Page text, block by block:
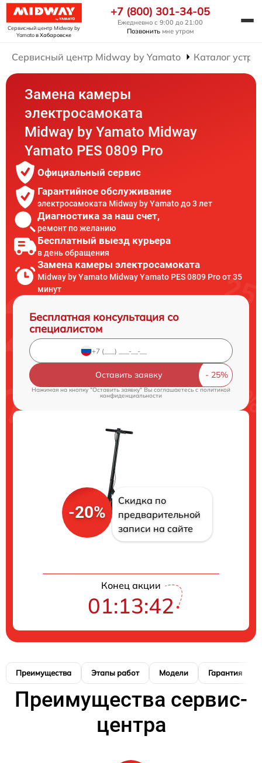
Сервисный центр Midway by
Yamatoв Хабаровске
+7 (800) 301-34-05
Ежедневно с 9:00 до 21:00
Позвонить мне утром
Сервисный центр Midway by Yamato Каталог
Замена камеры
электросамоката
Midway by Yamato Midway
Yamato PES 0809 Pro
Официальный сервис
Гарантийное обслуживание
электросамоката Midway by Yamato до 3 лет
Диагностика за наш счет,
ремонт по желанию
Бесплатный выезд курьера
в день обращения
Замена камеры электросамоката
Midway by Yamato Midway Yamato PES 0809 Pro от 35
минут
Бесплатная консультация со
специалистом
Оставить заявку
Нажимая на кнопку "Оставить заявку" Вы соглашаетесь c политикой
конфиденциальности
-20%
Скидка по
предварительной
записи на сайте
Конец акции
01:13:41
Преимущества Этапы работ Модели Гарантия
Преимущества сервис-
центра